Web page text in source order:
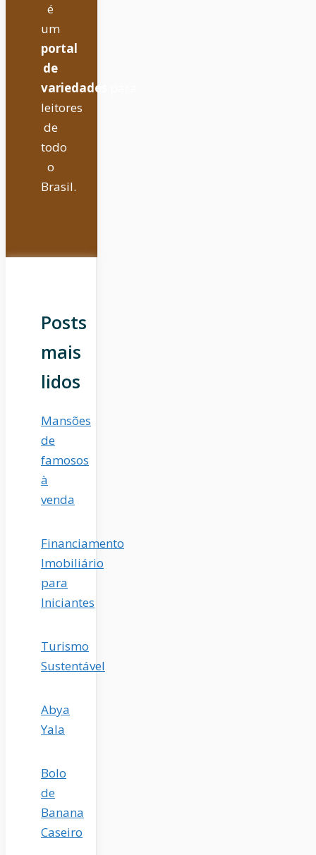
é
um
portal
de
variedades
leitores
de
todo
o
Brasil.
Posts
mais
lidos
Mansões
de
famosos
à
venda
Financiamento
Imobiliário
para
Iniciantes
Turismo
Sustentável
Abya
Yala
Bolo
de
Banana
Caseiro